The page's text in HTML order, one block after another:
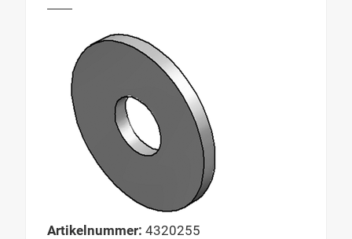
Artikelnummer: 4320255